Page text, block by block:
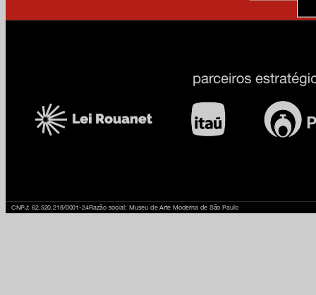
CNPJ: 62.520.218/0001-24Razão social: Museu de Arte Moderna de São Paulo